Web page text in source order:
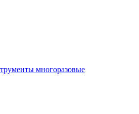
многоразовые